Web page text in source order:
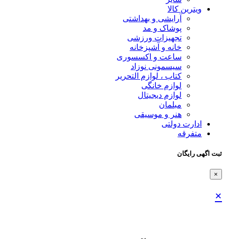
ویترین کالا
آرایشی و بهداشتی
پوشاک و مد
تجهیزات ورزشی
خانه و آشپزخانه
ساعت و اکسسوری
سیسمونی نوزاد
کتاب ، لوازم التحریر
لوازم خانگی
لوازم دیجیتال
مبلمان
هنر و موسیقی
ادارت دولتی
متفرقه
ثبت اگهی رایگان
×
×